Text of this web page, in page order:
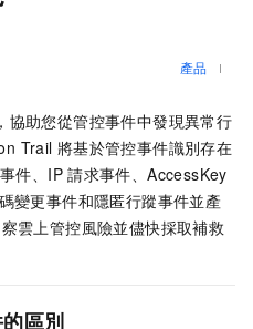
產品
協助您從管控事件中發現異常行
Trail 將基於管控事件識別存在
件、IP 請求事件、AccessKey
變更事件和隱匿行蹤事件並產
雲上管控風險並儘快採取補救
區別